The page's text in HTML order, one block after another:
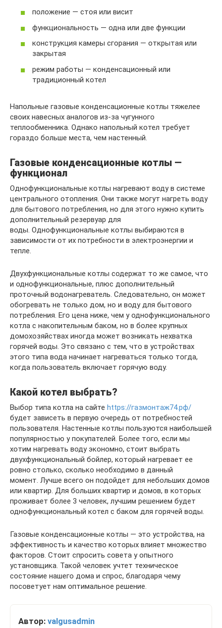
положение — стоя или висит
функциональность — одна или две функции
конструкция камеры сгорания — открытая или
закрытая
режим работы — конденсационный или
традиционный котел
Напольные газовые конденсационные котлы тяжелее
своих навесных аналогов из-за чугунного
теплообменника. Однако напольный котел требует
гораздо больше места, чем настенный.
Газовые конденсационные котлы —
функционал
Однофункциональные котлы нагревают воду в системе
центрального отопления. Они также могут нагреть воду
для бытового потребления, но для этого нужно купить
дополнительный резервуар для
воды. Однофункциональные котлы выбираются в
зависимости от их потребности в электроэнергии и
тепле.
Двухфункциональные котлы содержат то же самое, что
и однофункциональные, плюс дополнительный
проточный водонагреватель. Следовательно, он может
обогревать не только дом, но и воду для бытового
потребления. Его цена ниже, чем у однофункционального
котла с накопительным баком, но в более крупных
домохозяйствах иногда может возникать нехватка
горячей воды. Это связано с тем, что в устройствах
этого типа вода начинает нагреваться только тогда,
когда пользователь включает горячую воду.
Какой котел выбрать?
Выбор типа котла на сайте https://газмонтаж74.рф/
будет зависеть в первую очередь от потребностей
пользователя. Настенные котлы пользуются наибольшей
популярностью у покупателей. Более того, если мы
хотим нагревать воду экономно, стоит выбрать
двухфункциональный бойлер, который нагревает ее
ровно столько, сколько необходимо в данный
момент. Лучше всего он подойдет для небольших домов
или квартир. Для больших квартир и домов, в которых
проживает более 3 человек, лучшим решением будет
однофункциональный котел с баком для горячей воды.
Газовые конденсационные котлы — это устройства, на
эффективность и качество которых влияет множество
факторов. Стоит спросить совета у опытного
установщика. Такой человек учтет техническое
состояние нашего дома и спрос, благодаря чему
посоветует нам оптимальное решение.
Автор: valgusadmin